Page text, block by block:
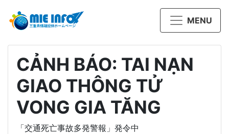
MENU
CẢNH BÁO: TAI NẠN
GIAO THÔNG TỬ
VONG GIA TĂNG
「交通死亡事故多発警報」発令中